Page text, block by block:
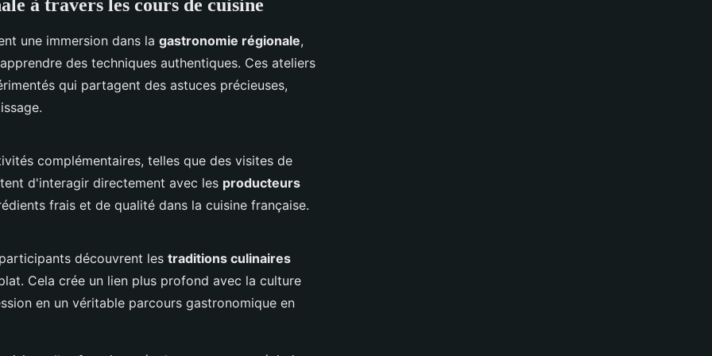
à travers les cours de cuisine
une immersion dans la gastronomie régionale,
des techniques authentiques. Ces ateliers
qui partagent des astuces précieuses,
complémentaires, telles que des visites de
d'interagir directement avec les producteurs
frais et de qualité dans la cuisine française.
découvrent les traditions culinaires
Cela crée un lien plus profond avec la culture
en un véritable parcours gastronomique en